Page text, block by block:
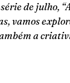
de julho,
vamos
a